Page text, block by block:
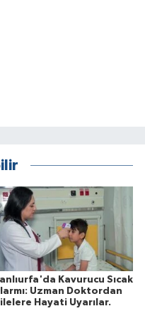
Kavurucu Sıcak
Uzman Doktordan
Hayati Uyarılar.